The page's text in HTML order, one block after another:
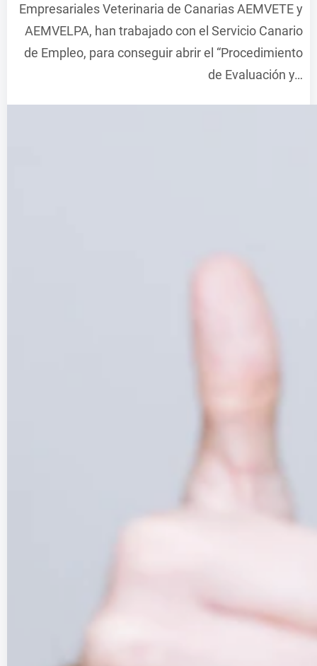
Empresariales Veterinaria de Canarias AEMVETE y
AEMVELPA, han trabajado con el Servicio Canario
de Empleo, para conseguir abrir el “Procedimiento
de Evaluación y…